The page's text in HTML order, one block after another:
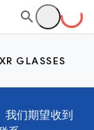
GLASSES
我们期望收到